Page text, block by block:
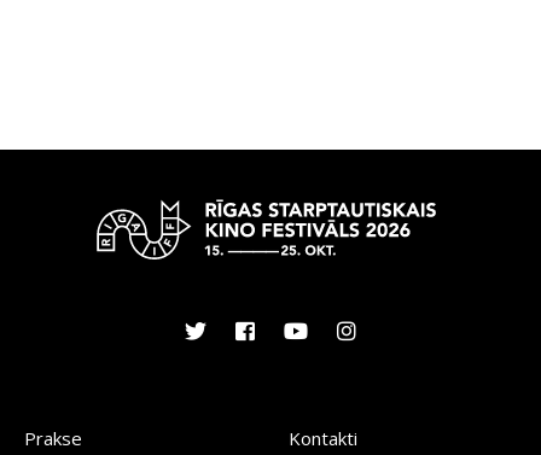
Prakse
Kontakti